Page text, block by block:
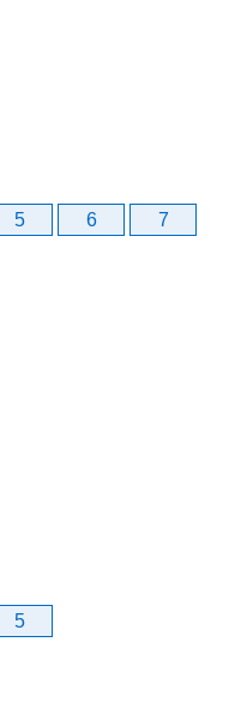
5 6 7
5